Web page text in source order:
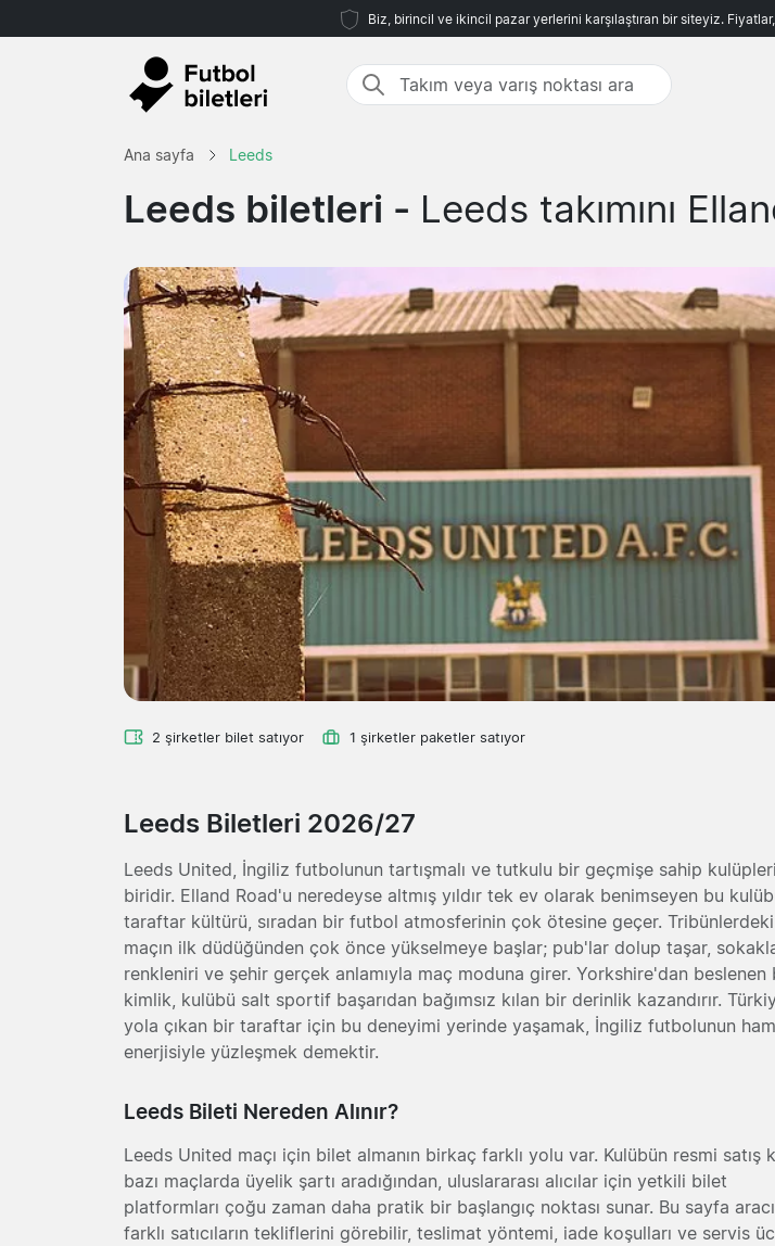
Biz, birincil ve ikincil pazar yerlerini karşılaştıran bir siteyiz.
Ana sayfa Leeds
Leeds biletleri - Leeds takımını
2 şirketler bilet satıyor 1 şirketler paketler satıyor
Leeds Biletleri 2026/27
Leeds United, İngiliz futbolunun tartışmalı ve tutkulu bir geçmişe sahip
biridir. Elland Road'u neredeyse altmış yıldır tek ev olarak benimseyen bu
taraftar kültürü, sıradan bir futbol atmosferinin çok ötesine geçer. Tribünlerdeki
maçın ilk düdüğünden çok önce yükselmeye başlar; pub'lar dolup taşar,
renkleniri ve şehir gerçek anlamıyla maç moduna girer. Yorkshire'dan beslenen
kimlik, kulübü salt sportif başarıdan bağımsız kılan bir derinlik kazandırır.
yola çıkan bir taraftar için bu deneyimi yerinde yaşamak, İngiliz futbolunun ham
enerjisiyle yüzleşmek demektir.
Leeds Bileti Nereden Alınır?
Leeds United maçı için bilet almanın birkaç farklı yolu var. Kulübün resmi satış
bazı maçlarda üyelik şartı aradığından, uluslararası alıcılar için yetkili bilet
platformları çoğu zaman daha pratik bir başlangıç noktası sunar. Bu sayfa
farklı satıcıların tekliflerini görebilir, teslimat yöntemi, iade koşulları ve servis